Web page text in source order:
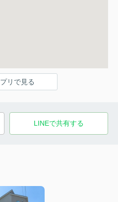
リで見る
LINEで共有する